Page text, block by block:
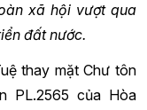
xã hội vượt qua
đất nước.
thay mặt Chư tôn
PL.2565 của Hòa